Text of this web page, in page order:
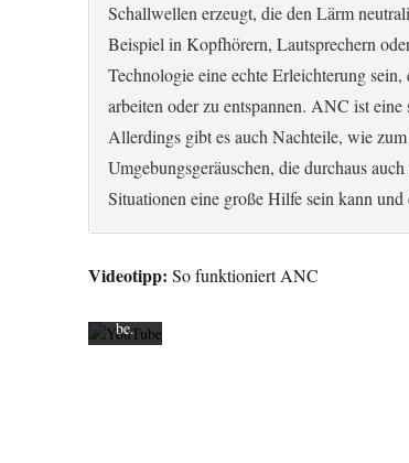
Schallwellen erzeugt, die den Lärm
Beispiel in Kopfhörern, Lautsprechern
Technologie eine echte Erleichterung
arbeiten oder zu entspannen. ANC ist
Allerdings gibt es auch Nachteile, wie
Umgebungsgeräuschen, die durchaus
Situationen eine große Hilfe sein kann
Videotipp: So funktioniert ANC
Mit
dem
Laden
des
Videos
akzept
ieren
Sie die
Datens
chutze
ng von
be.
Mehr